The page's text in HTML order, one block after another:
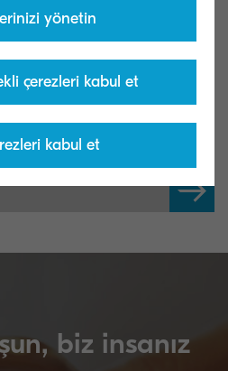
dokümantasyon
biz insanız
yönetin
çerezleri kabul et
kabul et